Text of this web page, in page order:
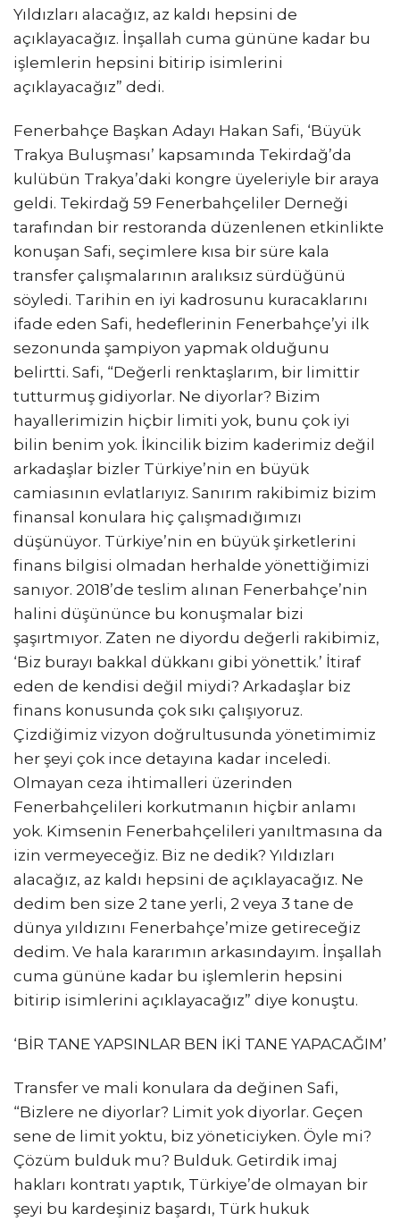
Yıldızları alacağız, az kaldı hepsini de
açıklayacağız. İnşallah cuma gününe kadar bu
işlemlerin hepsini bitirip isimlerini
açıklayacağız” dedi.
Fenerbahçe Başkan Adayı Hakan Safi, ‘Büyük
Trakya Buluşması’ kapsamında Tekirdağ’da
kulübün Trakya’daki kongre üyeleriyle bir araya
geldi. Tekirdağ 59 Fenerbahçeliler Derneği
tarafından bir restoranda düzenlenen etkinlikte
konuşan Safi, seçimlere kısa bir süre kala
transfer çalışmalarının aralıksız sürdüğünü
söyledi. Tarihin en iyi kadrosunu kuracaklarını
ifade eden Safi, hedeflerinin Fenerbahçe’yi ilk
sezonunda şampiyon yapmak olduğunu
belirtti. Safi, “Değerli renktaşlarım, bir limittir
tutturmuş gidiyorlar. Ne diyorlar? Bizim
hayallerimizin hiçbir limiti yok, bunu çok iyi
bilin benim yok. İkincilik bizim kaderimiz değil
arkadaşlar bizler Türkiye’nin en büyük
camiasının evlatlarıyız. Sanırım rakibimiz bizim
finansal konulara hiç çalışmadığımızı
düşünüyor. Türkiye’nin en büyük şirketlerini
finans bilgisi olmadan herhalde yönettiğimizi
sanıyor. 2018’de teslim alınan Fenerbahçe’nin
halini düşününce bu konuşmalar bizi
şaşırtmıyor. Zaten ne diyordu değerli rakibimiz,
‘Biz burayı bakkal dükkanı gibi yönettik.’ İtiraf
eden de kendisi değil miydi? Arkadaşlar biz
finans konusunda çok sıkı çalışıyoruz.
Çizdiğimiz vizyon doğrultusunda yönetimimiz
her şeyi çok ince detayına kadar inceledi.
Olmayan ceza ihtimalleri üzerinden
Fenerbahçelileri korkutmanın hiçbir anlamı
yok. Kimsenin Fenerbahçelileri yanıltmasına da
izin vermeyeceğiz. Biz ne dedik? Yıldızları
alacağız, az kaldı hepsini de açıklayacağız. Ne
dedim ben size 2 tane yerli, 2 veya 3 tane de
dünya yıldızını Fenerbahçe’mize getireceğiz
dedim. Ve hala kararımın arkasındayım. İnşallah
cuma gününe kadar bu işlemlerin hepsini
bitirip isimlerini açıklayacağız” diye konuştu.
‘BİR TANE YAPSINLAR BEN İKİ TANE YAPACAĞIM’
Transfer ve mali konulara da değinen Safi,
“Bizlere ne diyorlar? Limit yok diyorlar. Geçen
sene de limit yoktu, biz yöneticiyken. Öyle mi?
Çözüm bulduk mu? Bulduk. Getirdik imaj
hakları kontratı yaptık, Türkiye’de olmayan bir
şeyi bu kardeşiniz başardı, Türk hukuk